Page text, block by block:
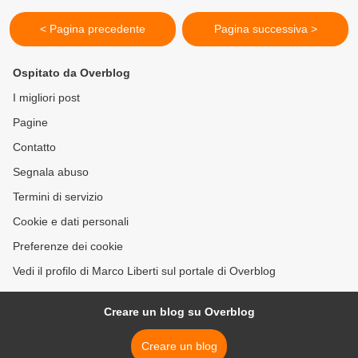
< Pagina precedente Pagina successiva >
Ospitato da Overblog
I migliori post
Pagine
Contatto
Segnala abuso
Termini di servizio
Cookie e dati personali
Preferenze dei cookie
Vedi il profilo di Marco Liberti sul portale di Overblog
Creare un blog su Overblog
Creare un blog